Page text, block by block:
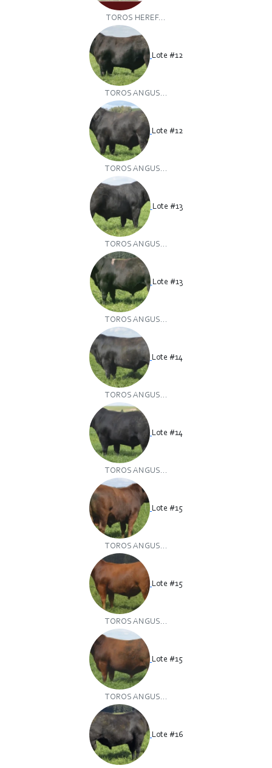
TOROS HEREF...
Lote #12
TOROS ANGUS...
Lote #12
TOROS ANGUS...
Lote #13
TOROS ANGUS...
Lote #13
TOROS ANGUS...
Lote #14
TOROS ANGUS...
Lote #14
TOROS ANGUS...
Lote #15
TOROS ANGUS...
Lote #15
TOROS ANGUS...
Lote #15
TOROS ANGUS...
Lote #16